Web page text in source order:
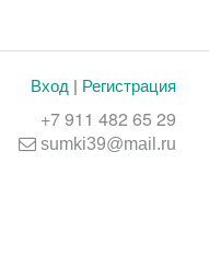
Вход | Регистрация
+7 911 482 65 29
sumki39@mail.ru